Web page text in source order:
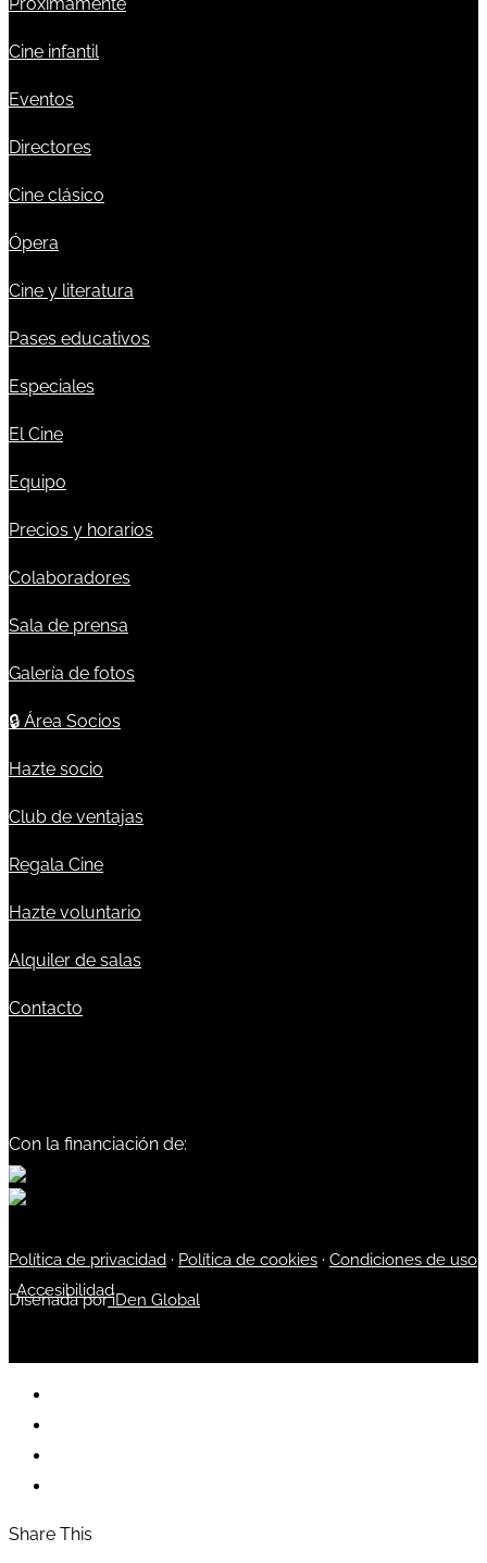
Próximamente
Cine infantil
Eventos
Directores
Cine clásico
Ópera
Cine y literatura
Pases educativos
Especiales
El Cine
Equipo
Precios y horarios
Colaboradores
Sala de prensa
Galería de fotos
🔒 Área Socios
Hazte socio
Club de ventajas
Regala Cine
Hazte voluntario
Alquiler de salas
Contacto
Con la financiación de:
Política de privacidad · Política de cookies · Condiciones de uso
·Accesibilidad
Diseñada poriDen Global
Share This